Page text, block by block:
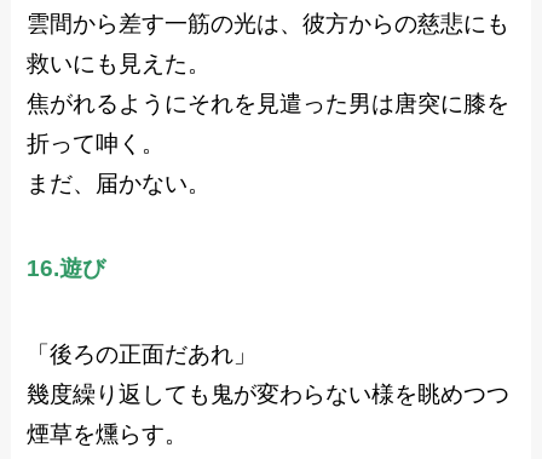
雲間から差す一筋の光は、彼方からの慈悲にも
救いにも見えた。
焦がれるようにそれを見遣った男は唐突に膝を
折って呻く。
まだ、届かない。
16.遊び
「後ろの正面だあれ」
幾度繰り返しても鬼が変わらない様を眺めつつ
煙草を燻らす。